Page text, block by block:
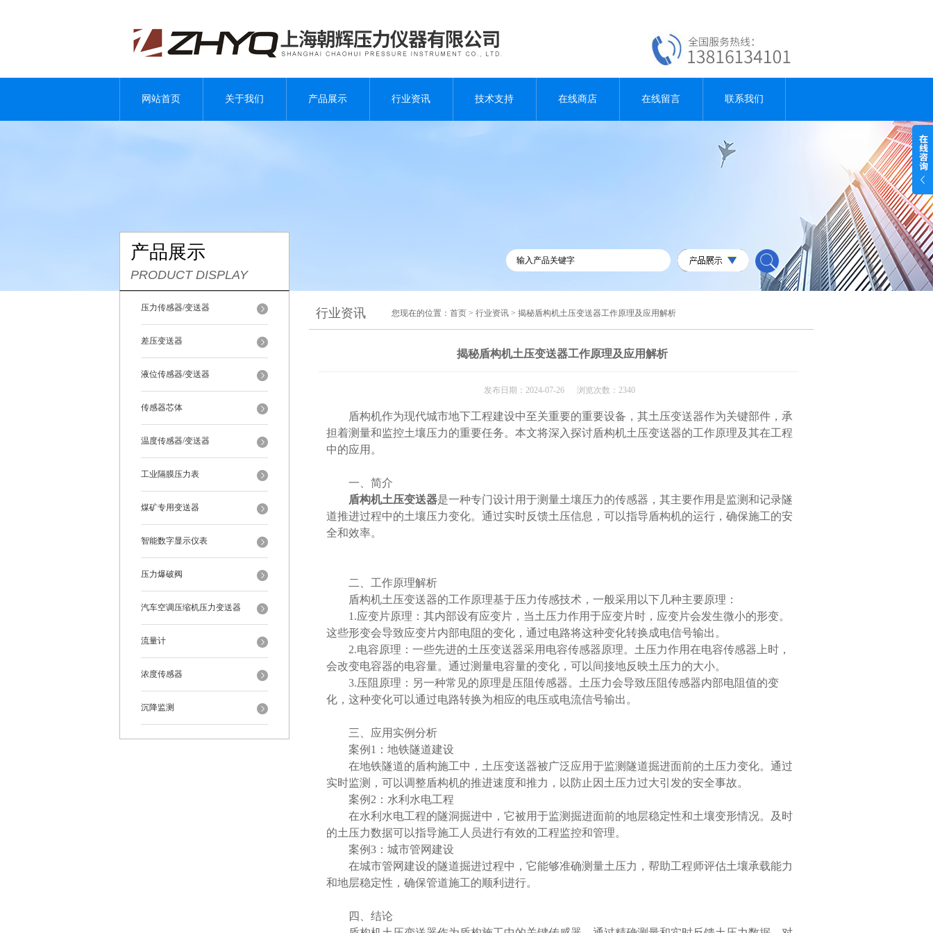
网站首页 关于我们 产品展示 行业资讯 技术支持 在线商店 在线留言 联系我们
产品展示
PRODUCT DISPLAY
压力传感器/变送器
差压变送器
液位传感器/变送器
传感器芯体
温度传感器/变送器
工业隔膜压力表
煤矿专用变送器
智能数字显示仪表
压力爆破阀
汽车空调压缩机压力变送器
流量计
浓度传感器
沉降监测
行业资讯 您现在的位置： 首页 > 行业资讯 > 揭秘盾构机土压变送器工作原理及应用解析
揭秘盾构机土压变送器工作原理及应用解析
发布日期：2024-07-26 浏览次数：2340
盾构机作为现代城市地下工程建设中至关重要的重要设备，其土压变送器作为关键部件，承
担着测量和监控土壤压力的重要任务。本文将深入探讨盾构机土压变送器的工作原理及其在工程
中的应用。
一、简介
盾构机土压变送器是一种专门设计用于测量土壤压力的传感器，其主要作用是监测和记录隧
道推进过程中的土壤压力变化。通过实时反馈土压信息，可以指导盾构机的运行，确保施工的安
全和效率。
二、工作原理解析
盾构机土压变送器的工作原理基于压力传感技术，一般采用以下几种主要原理：
1.应变片原理：其内部设有应变片，当土压力作用于应变片时，应变片会发生微小的形变。
这些形变会导致应变片内部电阻的变化，通过电路将这种变化转换成电信号输出。
2.电容原理：一些先进的土压变送器采用电容传感器原理。土压力作用在电容传感器上时，
会改变电容器的电容量。通过测量电容量的变化，可以间接地反映土压力的大小。
3.压阻原理：另一种常见的原理是压阻传感器。土压力会导致压阻传感器内部电阻值的变
化，这种变化可以通过电路转换为相应的电压或电流信号输出。
三、应用实例分析
案例1：地铁隧道建设
在地铁隧道的盾构施工中，土压变送器被广泛应用于监测隧道掘进面前的土压力变化。通过
实时监测，可以调整盾构机的推进速度和推力，以防止因土压力过大引发的安全事故。
案例2：水利水电工程
在水利水电工程的隧洞掘进中，它被用于监测掘进面前的地层稳定性和土壤变形情况。及时
的土压力数据可以指导施工人员进行有效的工程监控和管理。
案例3：城市管网建设
在城市管网建设的隧道掘进过程中，它能够准确测量土压力，帮助工程师评估土壤承载能力
和地层稳定性，确保管道施工的顺利进行。
四、结论